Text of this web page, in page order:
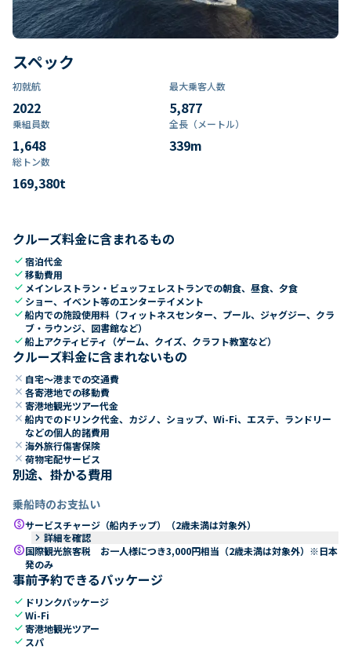
スペック
初就航
2022
最大乗客人数
5,877
乗組員数​
1,648
全長（メートル）
339m
総トン数​
169,380t
クルーズ料金に含まれるもの
check宿泊代金
check移動費用
check メインレストラン・ビュッフェレストランでの朝食、昼食、夕食
check ショー、イベント等のエンターテイメント
check船内での施設使用料（フィットネスセンター、プール、ジャグジー、クラ
ブ・ラウンジ、図書館など）
check船上アクティビティ（ゲーム、クイズ、クラフト教室など）
クルーズ料金に含まれないもの
close 自宅～港までの交通費
close 各寄港地での移動費
close 寄港地観光ツアー代金
close 船内でのドリンク代金、カジノ、ショップ、Wi-Fi、エステ、ランドリー
などの個人的諸費用
close 海外旅行傷害保険
close 荷物宅配サービス
別途、掛かる費用
乗船時のお支払い
paidサービスチャージ（船内チップ）（2歳未満は対象外）
keyboard_arrow_right 詳細を確認
paid国際観光旅客税 お一人様につき3,000円相当（2歳未満は対象外）※日本
発のみ
事前予約できるパッケージ
check ドリンクパッケージ
checkWi-Fi
check寄港地観光ツアー
check スパ